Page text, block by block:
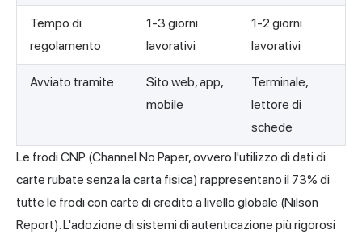
Tempo di
regolamento
1-3 giorni
lavorativi
1-2 giorni
lavorativi
Avviato tramite
Sito web, app,
mobile
Terminale,
lettore di
schede
Le frodi CNP (Channel No Paper, ovvero l'utilizzo di dati di
carte rubate senza la carta fisica) rappresentano il 73% di
tutte le frodi con carte di credito a livello globale (Nilson
Report). L'adozione di sistemi di autenticazione più rigorosi